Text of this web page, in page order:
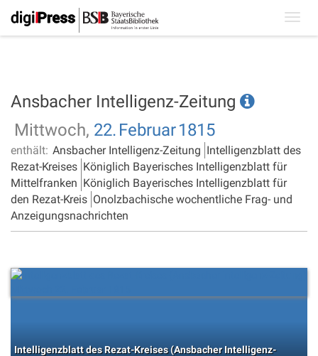
Ansbacher Intelligenz-Zeitung
Mittwoch, 22. Februar1815
enthält: Ansbacher Intelligenz-Zeitung Intelligenzblatt des
Rezat-Kreises Königlich Bayerisches Intelligenzblatt für
Mittelfranken Königlich Bayerisches Intelligenzblatt für
den Rezat-Kreis Onolzbachische wochentliche Frag- und
Anzeigungsnachrichten
Intelligenzblatt des Rezat-Kreises (Ansbacher Intelligenz-